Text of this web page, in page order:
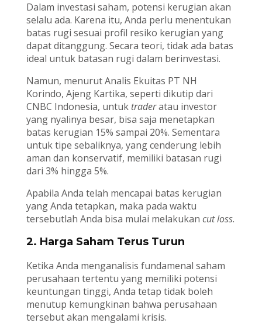
Dalam investasi saham, potensi kerugian akan
selalu ada. Karena itu, Anda perlu menentukan
batas rugi sesuai profil resiko kerugian yang
dapat ditanggung. Secara teori, tidak ada batas
ideal untuk batasan rugi dalam berinvestasi.
Namun, menurut Analis Ekuitas PT NH
Korindo, Ajeng Kartika, seperti dikutip dari
CNBC Indonesia, untuk traderatau investor
yang nyalinya besar, bisa saja menetapkan
batas kerugian 15% sampai 20%. Sementara
untuk tipe sebaliknya, yang cenderung lebih
aman dan konservatif, memiliki batasan rugi
dari 3% hingga 5%.
Apabila Anda telah mencapai batas kerugian
yang Anda tetapkan, maka pada waktu
tersebutlah Anda bisa mulai melakukan cut loss.
2. Harga Saham Terus Turun
Ketika Anda menganalisis fundamenal saham
perusahaan tertentu yang memiliki potensi
keuntungan tinggi, Anda tetap tidak boleh
menutup kemungkinan bahwa perusahaan
tersebut akan mengalami krisis.